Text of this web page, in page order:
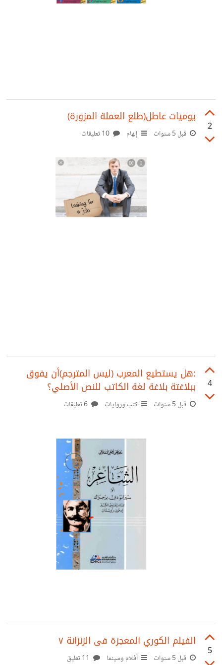
2
يوميات عاطل(طلع العملة المزورة)
قبل 5 سنوات إلهام
4
:هل يستطيع المعرب (ليس المترجم)أن يفوق
ببلاغتة بلاغة لغة الكاتب للنص الأصلي؟
قبل 5 سنوات كتب وروايات
5
الفيلم الكوري المعجزة فى الزنزانة ٧
قبل 5 سنوات أفلام وسينما